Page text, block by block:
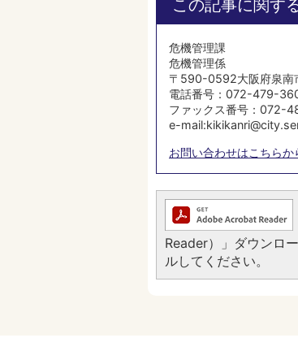
この記事に関す
危機管理課
危機管理係
〒590-0592大阪府泉南
電話番号：072-479-
ファックス番号：072-
e-
お問い合わせはこちらか
Reader）」ダウンロ
ルしてください。